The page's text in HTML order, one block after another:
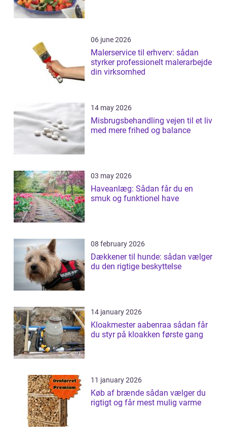
06 june 2026
Malerservice til erhverv: sådan
styrker professionelt malerarbejde
din virksomhed
14 may 2026
Misbrugsbehandling vejen til et liv
med mere frihed og balance
03 may 2026
Haveanlæg: Sådan får du en
smuk og funktionel have
08 february 2026
Dækkener til hunde: sådan vælger
du den rigtige beskyttelse
14 january 2026
Kloakmester aabenraa sådan får
du styr på kloakken første gang
11 january 2026
Køb af brænde sådan vælger du
rigtigt og får mest mulig varme